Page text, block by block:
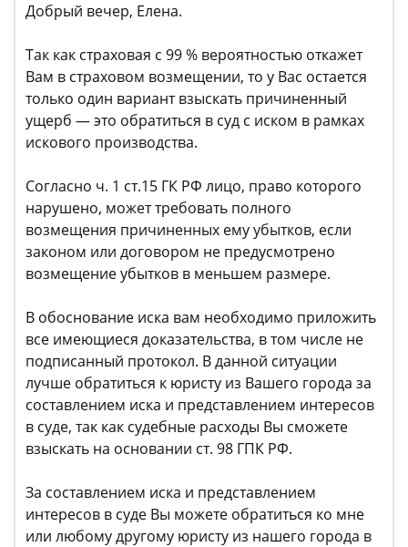
Добрый вечер, Елена.
Так как страховая с 99 % вероятностью откажет
Вам в страховом возмещении, то у Вас остается
только один вариант взыскать причиненный
ущерб — это обратиться в суд с иском в рамках
искового производства.
Согласно ч. 1 ст.15 ГК РФ лицо, право которого
нарушено, может требовать полного
возмещения причиненных ему убытков, если
законом или договором не предусмотрено
возмещение убытков в меньшем размере.
В обоснование иска вам необходимо приложить
все имеющиеся доказательства, в том числе не
подписанный протокол. В данной ситуации
лучше обратиться к юристу из Вашего города за
составлением иска и представлением интересов
в суде, так как судебные расходы Вы сможете
взыскать на основании ст. 98 ГПК РФ.
За составлением иска и представлением
интересов в суде Вы можете обратиться ко мне
или любому другому юристу из нашего города в